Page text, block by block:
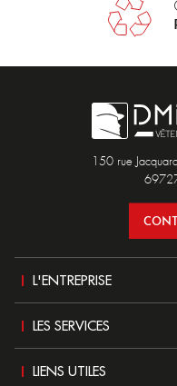
150 rue
L'ENTREPRISE
Nos ateliers
LES SERVICES
LIENS UTILES